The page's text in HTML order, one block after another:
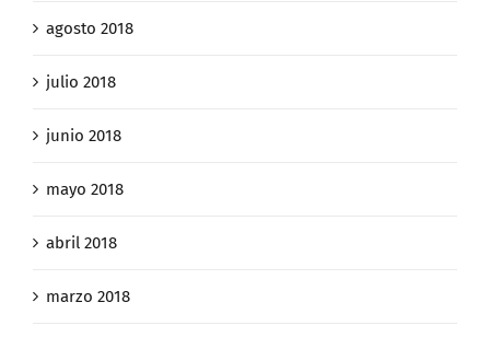
agosto 2018
julio 2018
junio 2018
mayo 2018
abril 2018
marzo 2018